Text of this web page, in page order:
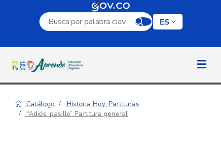
Campo de búsqueda por palabra clave
ES
Catálogo
Historia Hoy: Partituras
“Adiós: pasillo” Partitura general